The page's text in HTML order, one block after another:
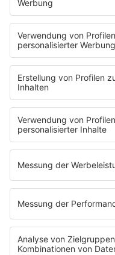
Das ist der
Anzeige
Bei euch läuft das
Küche im Radio.
exklusiv in seinen
er uns täglich mit
Nachkochen oder
uns mit in seine
Geheimnisse eines
Gourmets und
wissen, dass
Ersatzteil fürs Auto.
Extraklasse. Feinste
kann. Serviert in